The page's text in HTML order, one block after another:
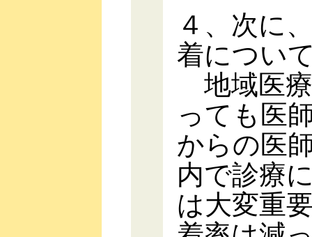
４、次に
着につい
地域医
っても医
からの医
内で診療
は大変重